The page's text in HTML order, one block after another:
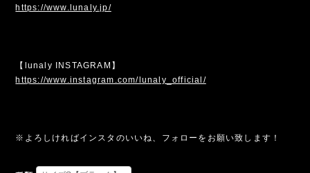
https://www.lunaly.jp/
【lunaly INSTAGRAM】
https://www.instagram.com/lunaly_official/
※よろしければインスタのいいね、フォローをお願い致します！